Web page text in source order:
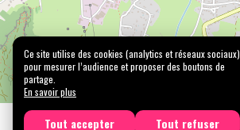
Ce site utilise des cookies (analytics et réseaux sociaux)
pour mesurer l’audience et proposer des boutons de
partage.
En savoir plus
Tout accepter Tout refuser